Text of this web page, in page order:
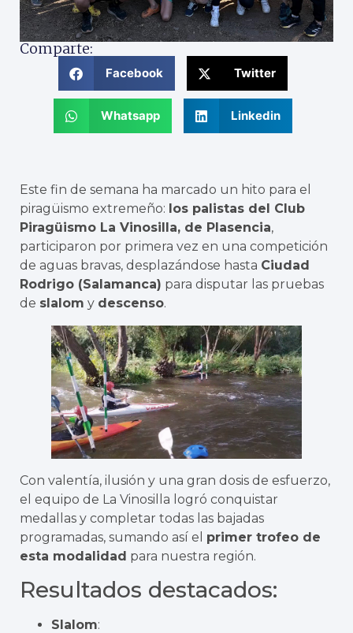
Comparte:
Facebook Twitter
Whatsapp Linkedin
Este fin de semana ha marcado un hito para el
piragüismo extremeño: los palistas del Club
Piragüismo La Vinosilla, de Plasencia,
participaron por primera vez en una competición
de aguas bravas, desplazándose hasta Ciudad
Rodrigo (Salamanca) para disputar las pruebas
de slalom y descenso.
Con valentía, ilusión y una gran dosis de esfuerzo,
el equipo de La Vinosilla logró conquistar
medallas y completar todas las bajadas
programadas, sumando así el primer trofeo de
esta modalidad para nuestra región.
Resultados destacados:
Slalom: